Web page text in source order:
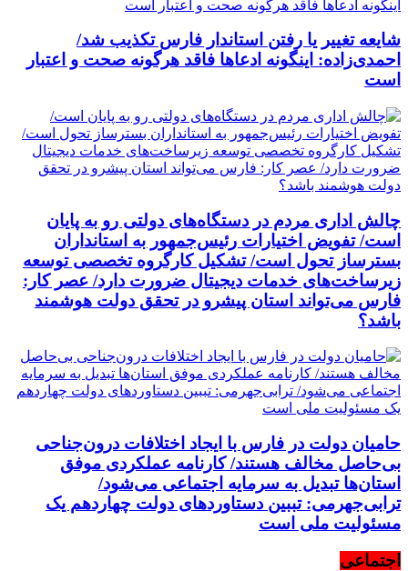
شایعه تغییر یا رفتن استاندار فارس تکذیب شد/
احمدی‌زاده: اینگونه ادعاها فاقد هرگونه صحت و اعتبار
است
چالش اداری مردم در دستگاه‌های دولتی رو به پایان
است/ تفویض اختیارات رئیس‌جمهور به استانداران
بسترساز تحول است/ تشکیل کارگروه تخصصی توسعه
زیرساخت‌های خدمات دیجیتال ضرورت دارد/ عصر کار:
فارس می‌تواند استان پیشرو در تحقق دولت هوشمند
باشد؟
حامیان دولت در فارس با ایجاد اختلافات درون‌جناحی
بی‌حاصل مخالف هستند/ کارنامه عملکردی موفق
استان‌ها تبدیل به سرمایه اجتماعی می‌شود/
ترابی‌جهرمی: تببین دستاوردهای دولت چهاردهم یک
مسئولیت ملی است
اجتماعی